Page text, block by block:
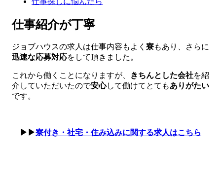
仕事紹介が丁寧
ジョブハウスの求人は仕事内容もよく 寮もあり、さらに
迅速な応募対応をして頂きました。
これから働くことになりますが、 きちんとした会社を紹
介していただいたので安心して働けてとてもありがたい
です。
▶▶寮付き・社宅・住み込みに関する求人はこちら